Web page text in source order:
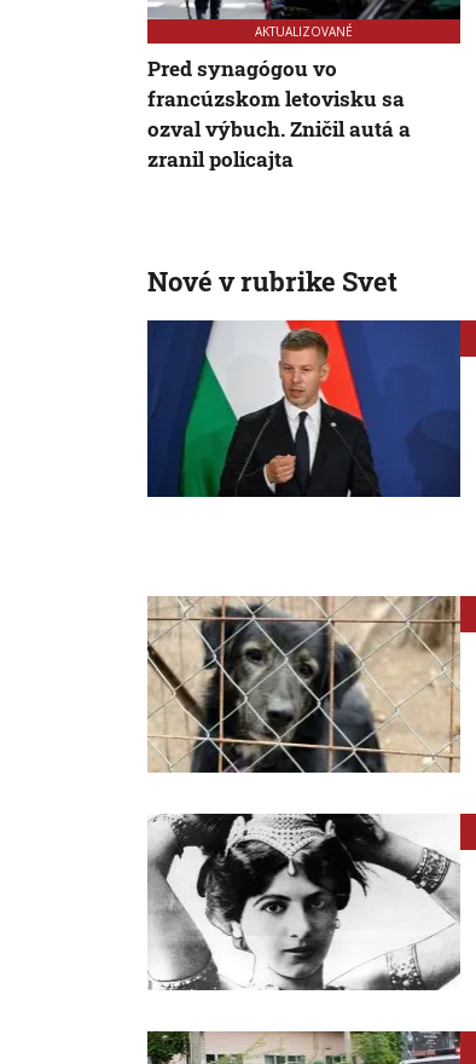
AKTUALIZOVANÉ
Pred synagógou vo
francúzskom letovisku sa
ozval výbuch. Zničil autá a
zranil policajta
Nové v rubrike Svet